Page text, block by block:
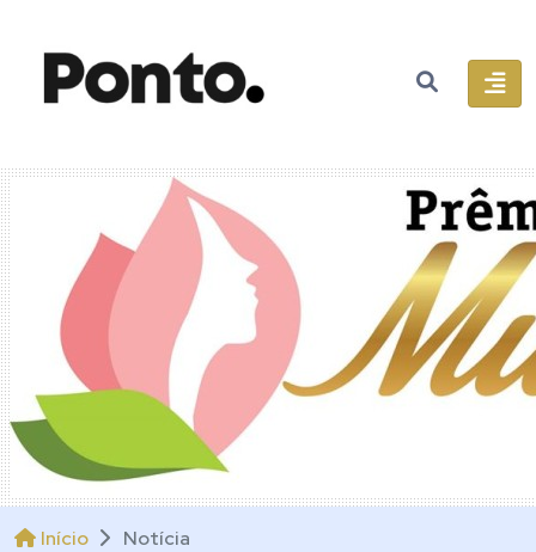
Início Notícia